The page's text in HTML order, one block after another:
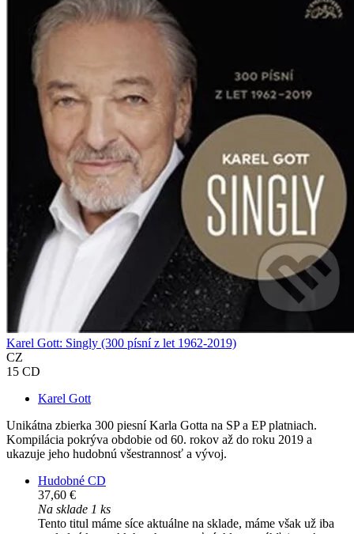
Karel Gott: Singly (300 písní z let 1962-2019)
CZ
15 CD
Karel Gott
Unikátna zbierka 300 piesní Karla Gotta na SP a EP platniach.
Kompilácia pokrýva obdobie od 60. rokov až do roku 2019 a
ukazuje jeho hudobnú všestrannosť a vývoj.
Hudobné CD
37,60 €
Na sklade 1 ks
Tento titul máme síce aktuálne na sklade, máme však už iba